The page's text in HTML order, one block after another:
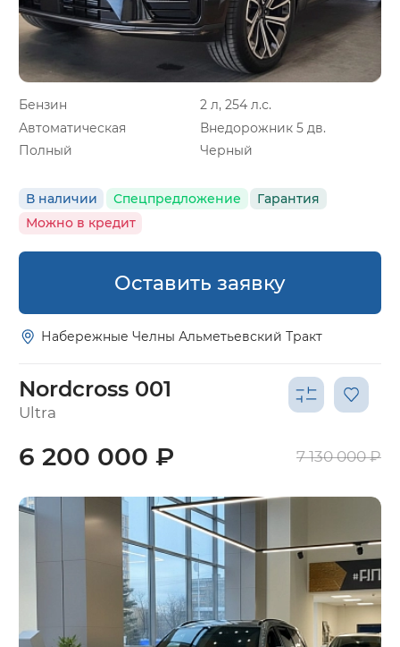
Бензин
2 л, 254 л.с.
Автоматическая
Внедорожник 5 дв.
Полный
Черный
В наличии Спецпредложение
Гарантия
Можно в кредит
Оставить заявку
Набережные Челны Альметьевский Тракт
Nordcross 001
Ultra
6 200 000 ₽ 7 130 000 ₽